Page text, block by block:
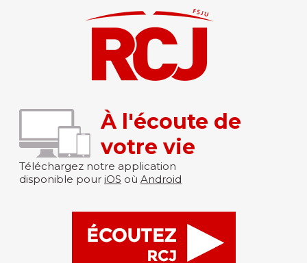
À l'écoute de
votre vie
Téléchargez notre application
disponible pour iOS où Android